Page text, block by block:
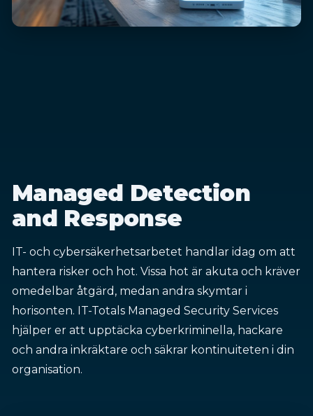
Managed Detection
and Response
IT- och cybersäkerhetsarbetet handlar idag om att
hantera risker och hot. Vissa hot är akuta och kräver
omedelbar åtgärd, medan andra skymtar i
horisonten. IT-Totals Managed Security Services
hjälper er att upptäcka cyberkriminella, hackare
och andra inkräktare och säkrar kontinuiteten i din
organisation.